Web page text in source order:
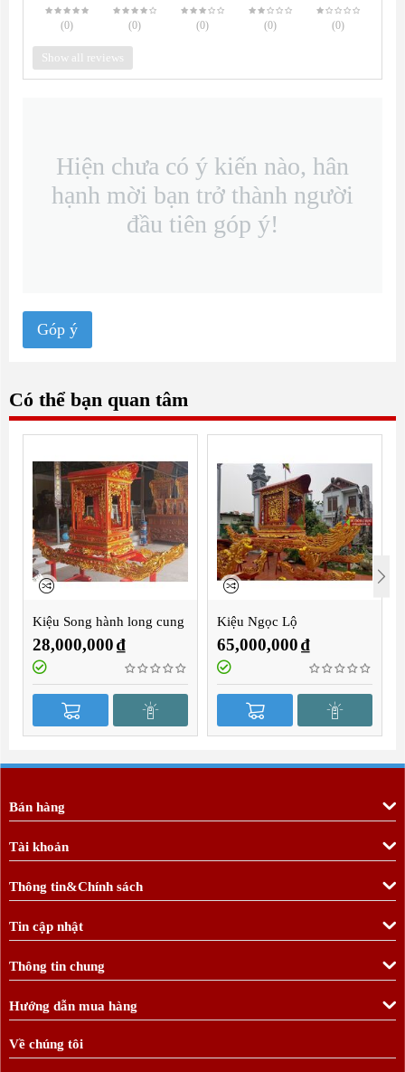
(0) (0) (0) (0) (0)
Show all reviews
Hiện chưa có ý kiến nào, hân
hạnh mời bạn trở thành người
đầu tiên góp ý!
Góp ý
Có thể bạn quan tâm
Kiệu Song hành long cung
2m8
28,000,000₫
Kiệu Ngọc Lộ
65,000,000₫
Bán hàng
Tài khoản
Thông tin&Chính sách
Tin cập nhật
Thông tin chung
Hướng dẫn mua hàng
Về chúng tôi